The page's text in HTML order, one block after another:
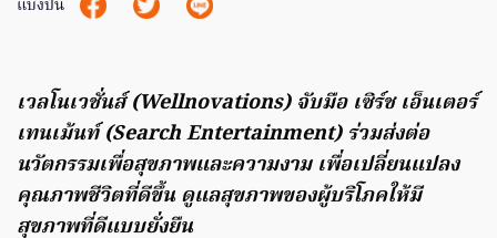
แบ่งปัน
เวลโนเวชั่นส์ (Wellnovations) จับมือ เซิร์ช เอ็นเตอร์
เทนเม้นท์ (Search Entertainment) ร่วมส่งต่อ
นวัตกรรมเพื่อสุขภาพและความงาม เพื่อเปลี่ยนแปลง
คุณภาพชีวิตที่ดีขึ้น ดูแลสุขภาพของผู้บริโภคให้มี
สุขภาพที่ดีแบบยั่งยืน